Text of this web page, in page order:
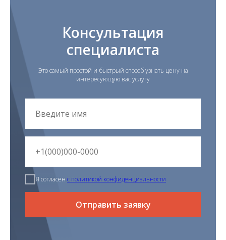
Консультация
специалиста
Это самый простой и быстрый способ узнать цену на
интересующую вас услугу
Я согласен с политикой конфиденциальности
Отправить заявку